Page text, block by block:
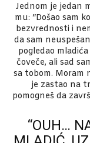
Jednom je jedan
mu: “Došao sam
bezvrednosti i
da sam
pogledao
čoveče, ali sad
sa tobom. Moram
je zastao na
pomogneš da
“OUH…